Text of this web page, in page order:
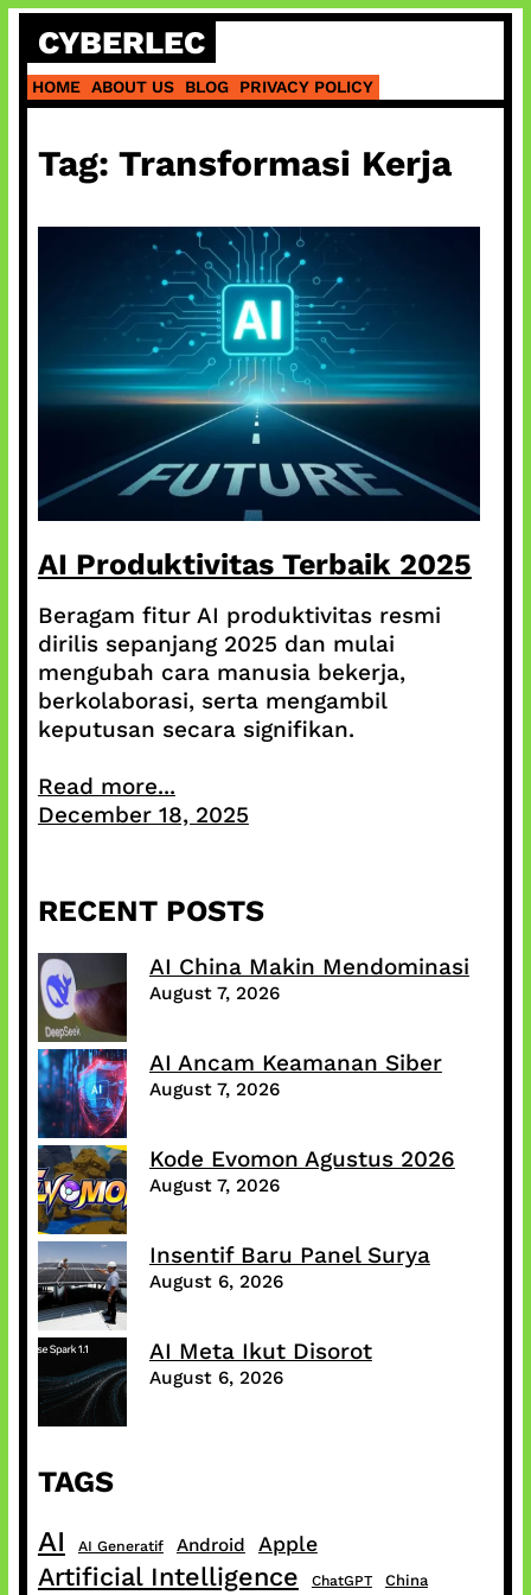
Skip
content
CYBERLEC
HOME ABOUT US BLOG PRIVACY POLICY
Tag: Transformasi Kerja
AI Produktivitas Terbaik 2025
Beragam fitur AI produktivitas resmi
dirilis sepanjang 2025 dan mulai
mengubah cara manusia bekerja,
berkolaborasi, serta mengambil
keputusan secara signifikan.
Read more...
December 18, 2025
RECENT POSTS
AI China Makin Mendominasi
August 7, 2026
AI Ancam Keamanan Siber
August 7, 2026
Kode Evomon Agustus 2026
August 7, 2026
Insentif Baru Panel Surya
August 6, 2026
AI Meta Ikut Disorot
August 6, 2026
TAGS
AI AI Generatif Android Apple
Artificial Intelligence ChatGPT China